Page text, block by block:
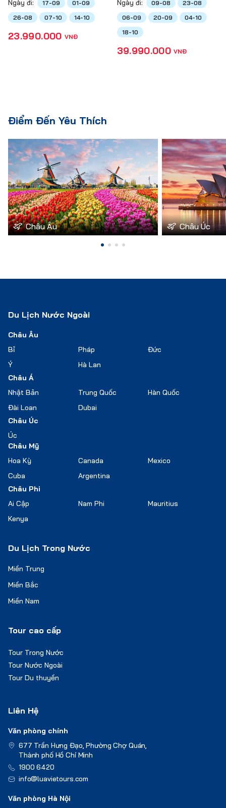
Ngày đi: 17-09
01-09
26-08
07-10 14-10
23.990.000 VNĐ
Ngày đi: 09-08
23-08
06-09
20-09
04-10
18-10
39.990.000 VNĐ
Điểm Đến Yêu Thích
Châu Âu Châu Úc
Du Lịch Nước Ngoài
Châu Âu
Bỉ
Pháp
Đức
Ý
Hà Lan
Châu Á
Nhật Bản
Trung Quốc
Hàn Quốc
Đài Loan
Dubai
Châu Úc
Úc
Châu Mỹ
Hoa Kỳ
Canada
Mexico
Cuba
Argentina
Châu Phi
Ai Cập
Nam Phi
Mauritius
Kenya
Du Lịch Trong Nước
Miền Trung
Miền Bắc
Miền Nam
Tour cao cấp
Tour Trong Nước
Tour Nước Ngoài
Tour Du thuyền
Liên Hệ
Văn phòng chính
677 Trần Hưng Đạo, Phường Chợ Quán,
Thành phố Hồ Chí Minh
1900 6420
info@luavietours.com
Văn phòng Hà Nội